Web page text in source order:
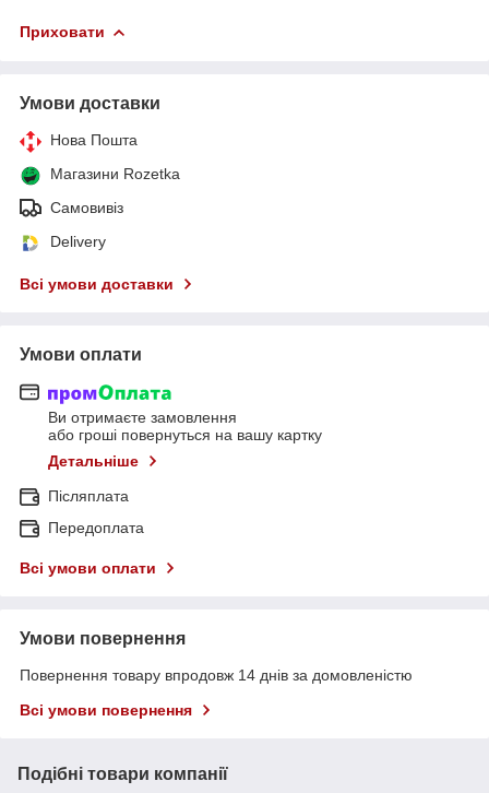
Приховати
Умови доставки
Нова Пошта
Магазини Rozetka
Самовивіз
Delivery
Всі умови доставки
Умови оплати
Ви отримаєте замовлення
або гроші повернуться на вашу картку
Детальніше
Післяплата
Передоплата
Всі умови оплати
Умови повернення
Повернення товару впродовж 14 днів за домовленістю
Всі умови повернення
Подібні товари компанії